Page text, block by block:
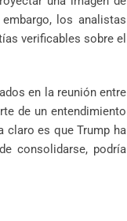
los analistas
verificables sobre el
en la reunión entre
de un entendimiento
claro es que Trump ha
consolidarse, podría